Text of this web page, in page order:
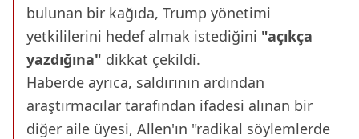
bulunan bir kağıda, Trump yönetimi
yetkililerini hedef almak istediğini "açıkça
yazdığına" dikkat çekildi.
Haberde ayrıca, saldırının ardından
araştırmacılar tarafından ifadesi alınan bir
diğer aile üyesi, Allen'ın "radikal söylemlerde